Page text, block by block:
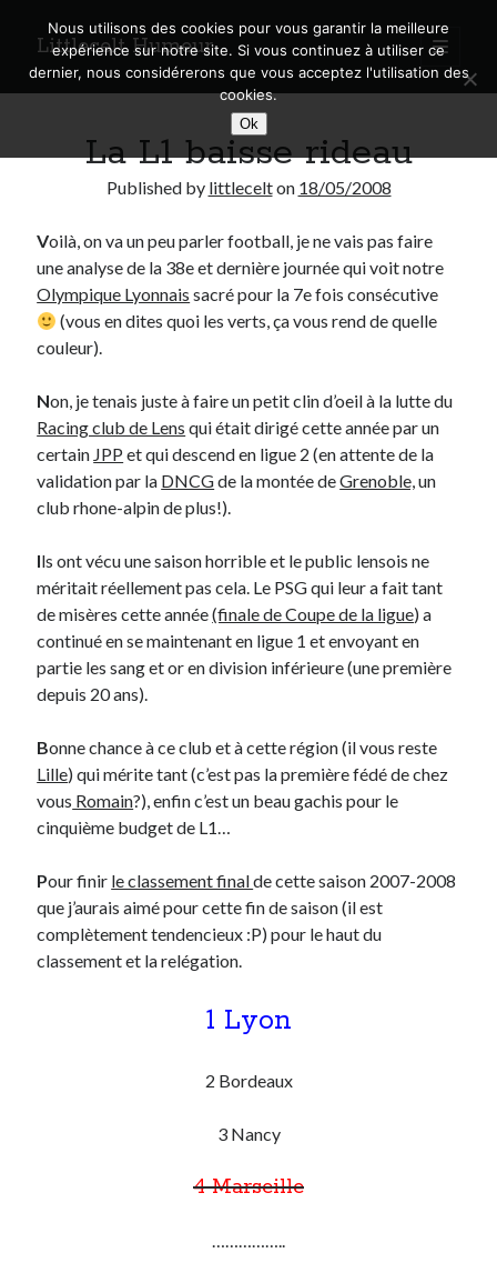
Littlecelt Humeur
open
primary
menu
Sidebar
Search
Derniers articles
Municipales 2026 : Lyon, Métropole et Caluire, mon choix pour l’avenir
Explorez les Chemins Enchantés à Vélo : Aventures Familiales près de
Quel Lyonnais es-tu, Renaud Ducher ?
A quand une véritable place pour le vélo à Caluire dans la Métropole de
Lyon ?
Comment je vis ma vie sur un vélo
Derniers Commentaires
Entretien ménagerdans T’as vu quoi ? #52
JFdansC’était pas mieux avant… à Lyon
littleceltdansComment j’ai opéré ma vélorution toute personnelle
AnthonydansComment j’ai opéré ma vélorution toute personnelle
Renaud Ducherdans
Commentaires récents
Entretien ménagerdans
dansComment j’ai opéré ma vélorution toute personnelle
Anthony
Comment j’ai opéré ma vélorution toute personnelle
Renaud Ducher
Comment j’ai opéré ma vélorution toute
personnelle
La L1 baisse rideau
Published by littlecelton 18/05/2008
Voilà, on va un peu parler football, je ne vais pas faire
une analyse de la 38e et dernière journée qui voit notre
Olympique Lyonnais sacré pour la 7e fois consécutive
(vous en dites quoi les verts, ça vous rend de quelle
couleur).
Non, je tenais juste à faire un petit clin d’oeil à la lutte du
Racing club de Lens qui était dirigé cette année par un
certain JPP et qui descend en ligue 2 (en attente de la
validation par la DNCGde la montée deGrenoble,un
club rhone-alpin de plus!).
Ils ont vécu une saison horrible et le public lensois ne
méritait réellement pas cela. Le PSG qui leur a fait tant
de misères cette année(finale de Coupe de la ligue) a
continué en se maintenant en ligue 1 et envoyant en
partie les sang et or en division inférieure (une première
depuis 20 ans).
Bonne chance à ce club et à cette région (il vous reste
Lille) qui mérite tant (c’est pas la première fédé de chez
vous Romain?), enfin c’est un beau gachis pour le
cinquième budget de L1…
Pour finir le classement finalde cette saison 2007-2008
que j’aurais aimé pour cette fin de saison (il est
complètement tendencieux :P) pour le haut du
classement et la relégation.
1 Lyon
2 Bordeaux
3 Nancy
4 Marseille
……………..
Nous utilisons des cookies pour vous garantir la meilleure
expérience sur notre site. Si vous continuez à utiliser ce
dernier, nous considérerons que vous acceptez l'utilisation des
cookies.
Ok